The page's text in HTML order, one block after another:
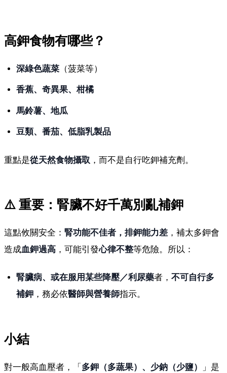
高鉀食物有哪些？
深綠色蔬菜 （菠菜等）
香蕉、奇異果、柑橘
馬鈴薯、地瓜
豆類、番茄、低脂乳製品
重點是從天然食物攝取 ，而不是自行吃鉀補充劑。
⚠️ 重要：腎臟不好千萬別亂補鉀
這點攸關安全： 腎功能不佳者，排鉀能力差 ，補太多鉀會
造成血鉀過高 ，可能引發心律不整等危險。所以：
腎臟病、或在服用某些降壓／利尿藥者，不可自行多
補鉀 ，務必依醫師與營養師指示。
小結
對一般高血壓者，「 多鉀（多蔬果）、少鈉（少鹽）
」是